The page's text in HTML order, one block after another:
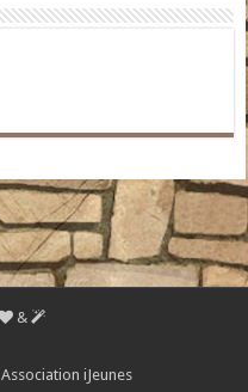
&
Association iJeunes